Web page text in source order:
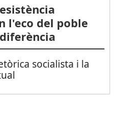
l'eco del poble
socialista i la